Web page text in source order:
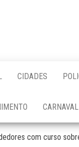
CIDADES
CARNAVAL
com curso